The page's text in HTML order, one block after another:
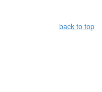
back to top